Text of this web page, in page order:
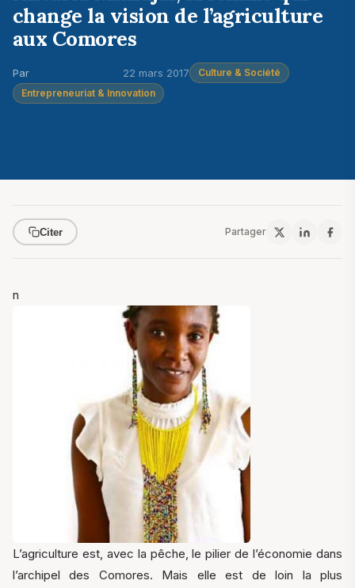
change la vision de l’agriculture
aux Comores
Par 22 mars 2017
Culture & Société
Entrepreneuriat & Innovation
Citer Partager
n
L’agriculture est, avec la pêche, le pilier de l’économie dans
l’archipel des Comores. Mais elle est de loin la plus